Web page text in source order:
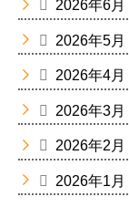
2026年6月
2026年5月
2026年4月
2026年3月
2026年2月
2026年1月